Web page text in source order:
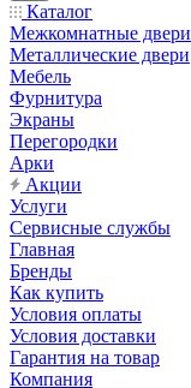
Каталог
Межкомнатные двери
Металлические двери
Мебель
Фурнитура
Экраны
Перегородки
Арки
Акции
Услуги
Сервисные службы
Главная
Бренды
Как купить
Условия оплаты
Условия доставки
Гарантия на товар
Компания